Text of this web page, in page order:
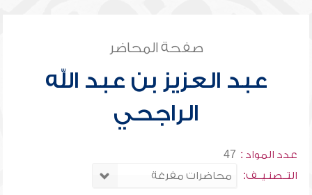
صفحة المحاضر
عبد العزيز بن عبد الله
الراجحي
عدد المواد : 47
التــصنـيــف: